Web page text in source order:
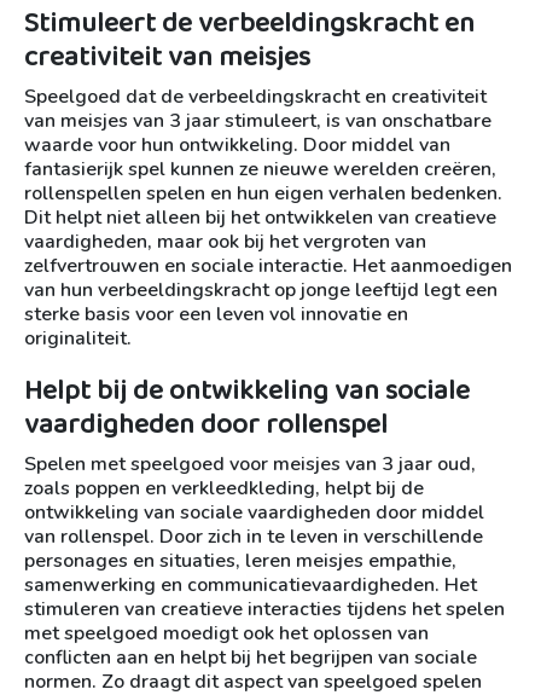
Stimuleert de verbeeldingskracht en
creativiteit van meisjes
Speelgoed dat de verbeeldingskracht en creativiteit
van meisjes van 3 jaar stimuleert, is van onschatbare
waarde voor hun ontwikkeling. Door middel van
fantasierijk spel kunnen ze nieuwe werelden creëren,
rollenspellen spelen en hun eigen verhalen bedenken.
Dit helpt niet alleen bij het ontwikkelen van creatieve
vaardigheden, maar ook bij het vergroten van
zelfvertrouwen en sociale interactie. Het aanmoedigen
van hun verbeeldingskracht op jonge leeftijd legt een
sterke basis voor een leven vol innovatie en
originaliteit.
Helpt bij de ontwikkeling van sociale
vaardigheden door rollenspel
Spelen met speelgoed voor meisjes van 3 jaar oud,
zoals poppen en verkleedkleding, helpt bij de
ontwikkeling van sociale vaardigheden door middel
van rollenspel. Door zich in te leven in verschillende
personages en situaties, leren meisjes empathie,
samenwerking en communicatievaardigheden. Het
stimuleren van creatieve interacties tijdens het spelen
met speelgoed moedigt ook het oplossen van
conflicten aan en helpt bij het begrijpen van sociale
normen. Zo draagt dit aspect van speelgoed spelen